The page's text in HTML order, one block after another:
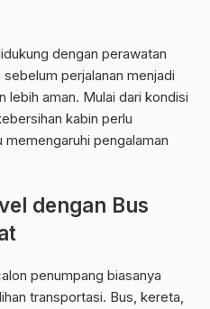
dengan perawatan
perjalanan menjadi
lebih aman. Mulai dari kondisi
kabin perlu
pengalaman
dengan Bus
penumpang biasanya
transportasi. Bus, kereta,